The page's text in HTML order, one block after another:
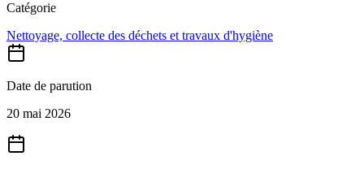
Catégorie
Nettoyage, collecte des déchets et travaux d'hygiène
Date de parution
20 mai 2026